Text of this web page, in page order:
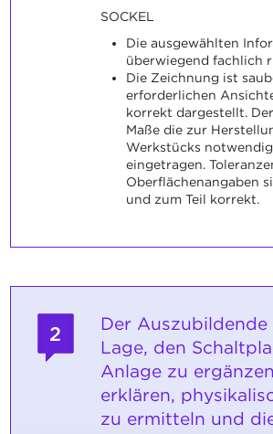
SOCKEL
Die ausgewählten
überwiegend fachlich
Die Zeichnung ist
erforderlichen
korrekt dargestellt.
Maße die zur
Werkstücks
eingetragen.
Oberflächenangaben
und zum Teil korrekt.
2
Der
Lage, den
Anlage zu
erklären,
zu ermitteln und